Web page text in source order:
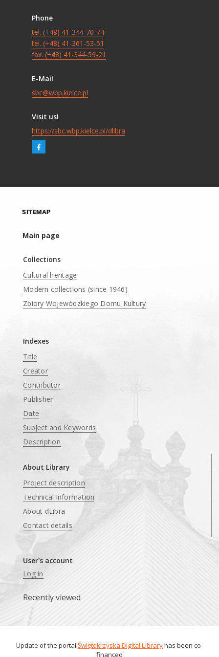
Phone
tel. (+48) 41-344-70-74
tel. (+48) 41-361-53-51
fax. (+48) 41-344-59-21
E-Mail
sbc@wbp.kielce.pl
Visit us!
https://sbc.wbp.kielce.pl/dlibra
SITEMAP
Main page
Collections
Cultural heritage
Modern collections (since 1946)
Zbiory Wojewódzkiego Domu Kultury
Indexes
Title
Creator
Contributor
Publisher
Date
Subject and Keywords
Description
About Library
Project description
Technical information
About dLibra
Contact details
User's account
Log in
Recently viewed
Update of the portal Świętokrzyska Digital Libraryhas been co-
financed